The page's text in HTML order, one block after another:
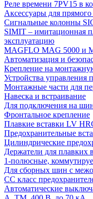
Реле времени 7PV15 в
Аксессуары для
Сигнальные колонны
SIMIT – имитационная
эксплуатацию
MAGFLO MAG 5000 и
Автоматизация и
Крепление на
Устройства управления
Монтажные части для
Навеска и встраивание
Для подключения на
Фронтальное крепление
Плавкие вставки LV
Предохранительные
Цилиндрические
Держатели для плавких
1-полюсные,
Для сборных шин с
СС класс
Автоматические